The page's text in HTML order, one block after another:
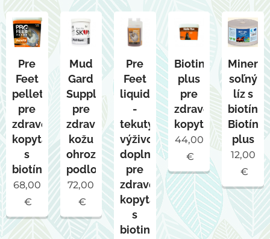
Pre
Feet
pellets
pre
zdravé
kopytá
s
biotínom
68,00
€
Mud
Gard
Supplement
pre
zdravú
kožu
ohrozenú
podlomami
72,00
€
Pre
Feet
liquid
-
tekutý
výživový
doplnok
pre
zdravé
kopytá
s
biotinom
Biotin
plus
pre
zdravé
kopyta
44,00
€
soľný
líz s
Biotín
plus
12,00
€